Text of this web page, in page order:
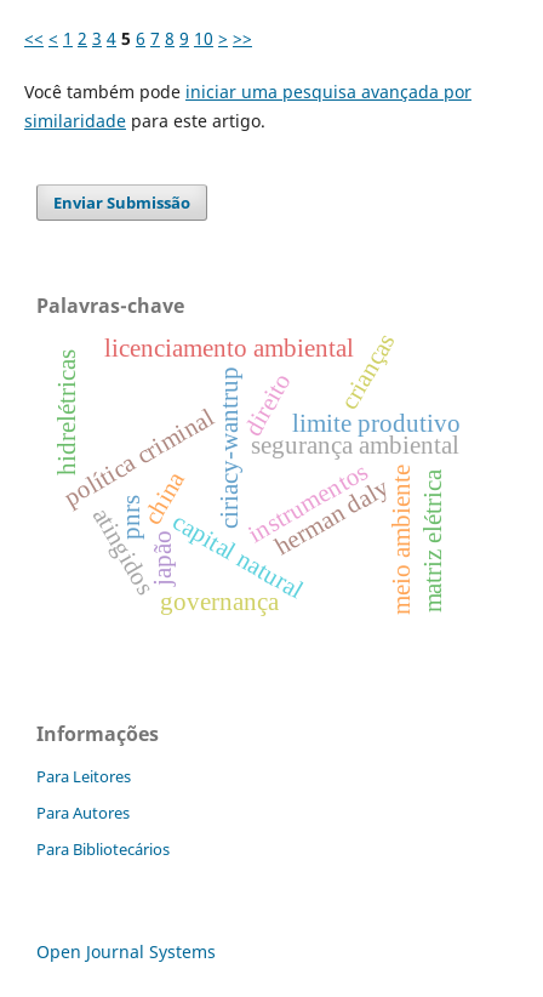
<< < 1 2 3 4 5 6 7 8 9 10 > >>
Você também pode iniciar uma pesquisa avançada por
similaridadepara este artigo.
Enviar Submissão
Palavras-chave
ciriacy-wantrup herman daly
segurança ambiental
limite produtivo
capital natural meio ambiente
política criminal
japão
licenciamento ambiental
atingidos
direito
hidrelétricas
pnrs instrumentos matriz elétrica
china
governança
crianças
Informações
Para Leitores
Para Autores
Para Bibliotecários
Open Journal Systems